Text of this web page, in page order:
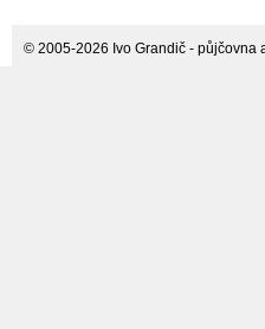
© 2005-2026 Ivo Grandič - půjčovna